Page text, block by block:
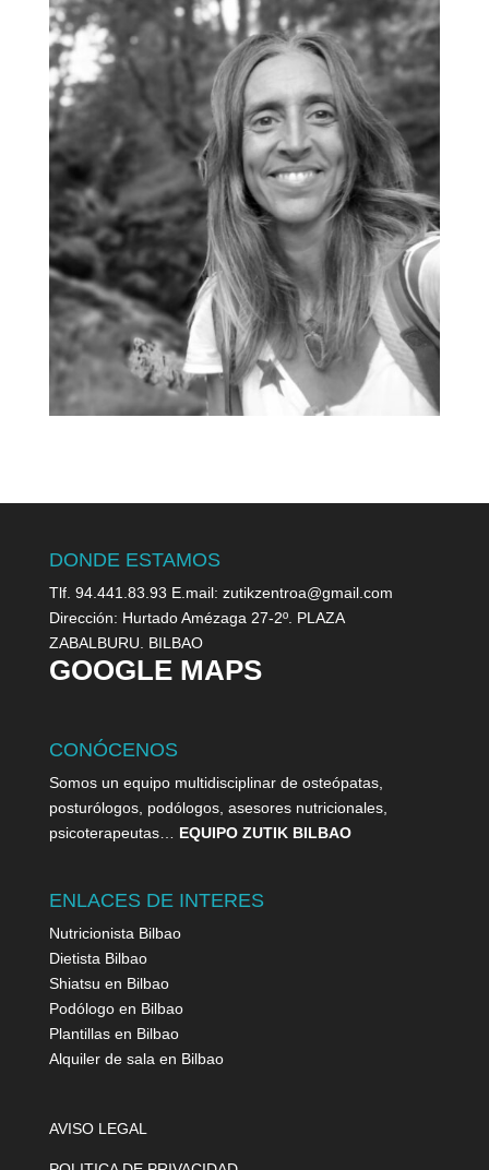
DONDE ESTAMOS
Tlf. 94.441.83.93 E.mail: zutikzentroa@gmail.com
Dirección: Hurtado Amézaga 27-2º. PLAZA
ZABALBURU. BILBAO
GOOGLE MAPS
CONÓCENOS
Somos un equipo multidisciplinar de osteópatas,
posturólogos, podólogos, asesores nutricionales,
psicoterapeutas… EQUIPO ZUTIK BILBAO
ENLACES DE INTERES
Nutricionista Bilbao
Dietista Bilbao
Shiatsu en Bilbao
Podólogo en Bilbao
Plantillas en Bilbao
Alquiler de sala en Bilbao
AVISO LEGAL